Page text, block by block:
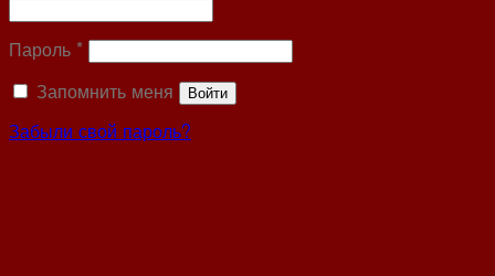
Пароль *
Запомнить меня Войти
Забыли свой пароль?